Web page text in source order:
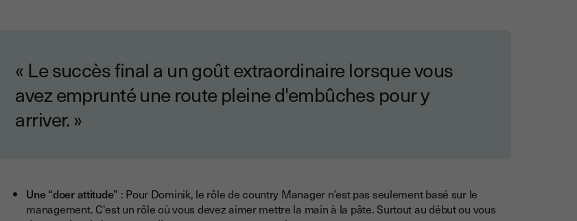
« Le succès final a un goût extraordinaire lorsque vous
avez emprunté une route pleine d'embûches pour y
arriver. »
Une “doer attitude” : Pour Dominik, le rôle de country Manager n’est pas seulement basé sur le
management. C'est un rôle où vous devez aimer mettre la main à la pâte. Surtout au début ou vous